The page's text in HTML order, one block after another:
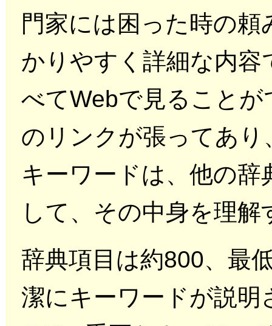
門家には困った時の
かりやすく詳細な内容
べてWebで見ること
のリンクが張ってあ
キーワードは、他の
して、その中身を理
辞典項目は約800、最
潔にキーワードが説明